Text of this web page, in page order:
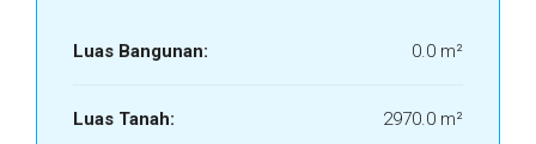
Luas Bangunan: 0.0 m²
Luas Tanah: 2970.0 m²